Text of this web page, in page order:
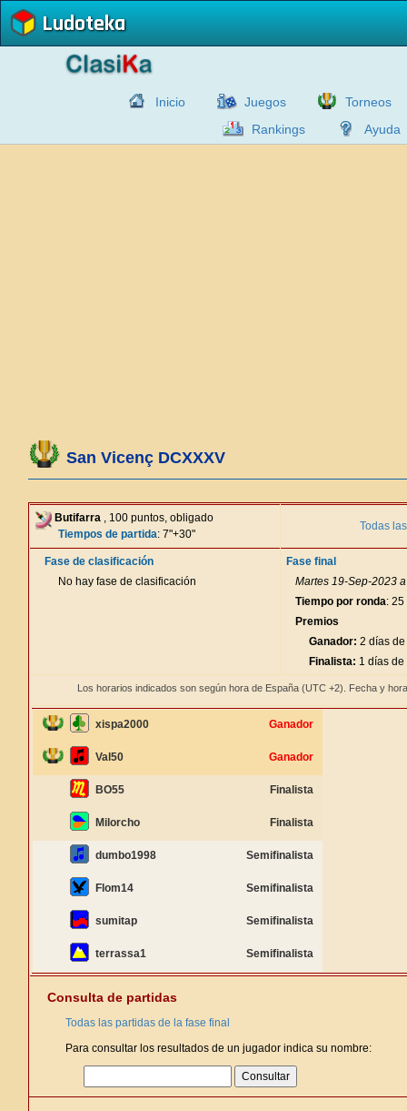
Ludoteka
Inicio Juegos
Torneos
Rankings
Ayuda
San Vicenç DCXXXV
Butifarra , 100 puntos, obligado
Tiempos de partida: 7"+30"
Todas
Fase de clasificación
No hay fase de clasificación
Fase final
Martes 19-Sep-2023
Tiempo por ronda:
Premios
Ganador: 2 días
Finalista: 1 días
Los horarios indicados son según hora de España (UTC +2). Fecha y
xispa2000 Ganador
Val50 Ganador
BO55 Finalista
Milorcho Finalista
dumbo1998 Semifinalista
Flom14 Semifinalista
sumitap Semifinalista
terrassa1 Semifinalista
Consulta de partidas
Todas las partidas de la fase final
Para consultar los resultados de un jugador indica su nombre: